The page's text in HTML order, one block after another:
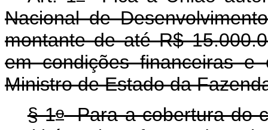
Nacional de
montante de até R$
em condições financeiras e
Ministro de Estado da
§ 1oPara a cobertura do